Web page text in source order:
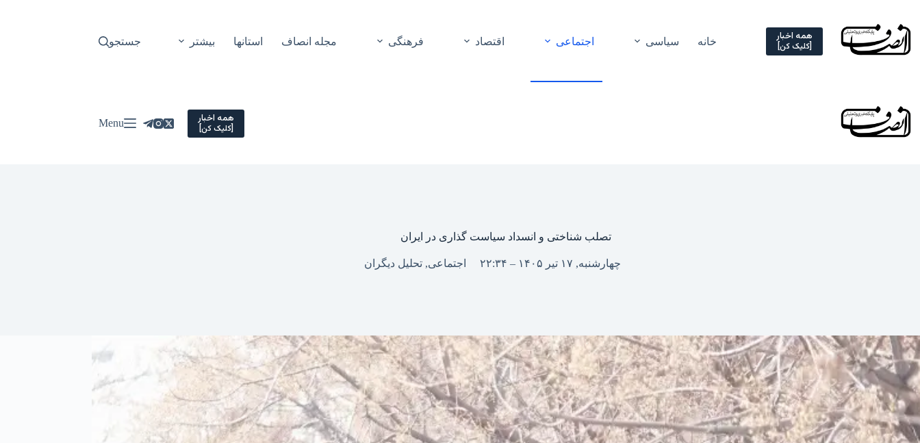
content
همه اخبار
[کلیک کن] خانه سیاسی اجتماعی اقتصاد فرهنگی مجله انصاف استانها بیشتر جستجو
همه اخبار
[کلیک کن] Menu
تصلب شناختی و انسداد سیاست گذاری در ایران
چهارشنبه, ۱۷ تیر ۱۴۰۵ – ۲۲:۳۴ اجتماعی,تحلیل دیگران